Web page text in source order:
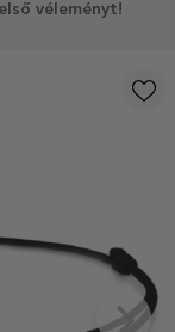
véleményt!